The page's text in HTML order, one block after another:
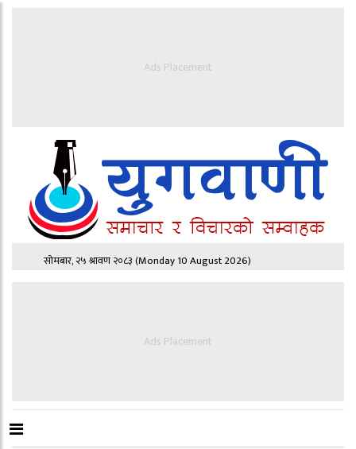
Ads Placement
सोमबार, २५ श्रावण २०८३(Monday 10 August 2026)
Ads Placement